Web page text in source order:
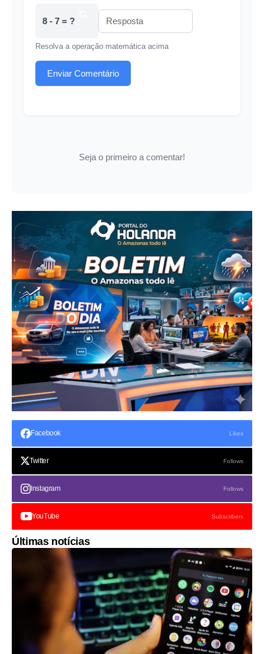
8 - 7 = ?
Resolva a operação matemática acima
Enviar Comentário
Seja o primeiro a comentar!
Facebook Likes
Twitter Follows
Instagram Follows
YouTube Subscribers
Últimas notícias